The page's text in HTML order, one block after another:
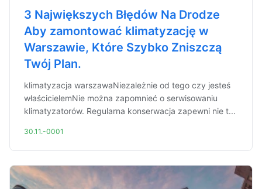
3 Największych Błędów Na Drodze
Aby zamontować klimatyzację w
Warszawie, Które Szybko Zniszczą
Twój Plan.
klimatyzacja warszawaNiezależnie od tego czy jesteś
właścicielemNie można zapomnieć o serwisowaniu
klimatyzatorów. Regularna konserwacja zapewni nie t...
30.11.-0001